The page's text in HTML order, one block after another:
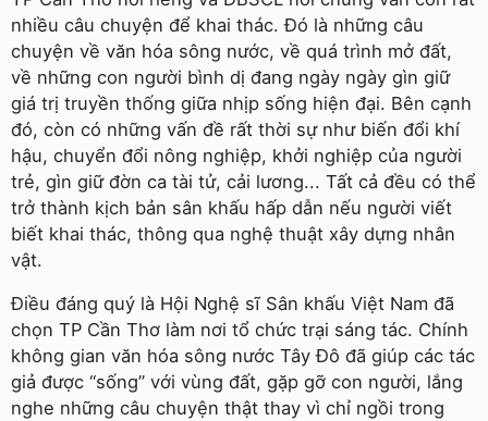
nhiều câu chuyện để khai thác. Đó là những câu
chuyện về văn hóa sông nước, về quá trình mở đất,
về những con người bình dị đang ngày ngày gìn giữ
giá trị truyền thống giữa nhịp sống hiện đại. Bên cạnh
đó, còn có những vấn đề rất thời sự như biến đổi khí
hậu, chuyển đổi nông nghiệp, khởi nghiệp của người
trẻ, gìn giữ đờn ca tài tử, cải lương... Tất cả đều có thể
trở thành kịch bản sân khấu hấp dẫn nếu người viết
biết khai thác, thông qua nghệ thuật xây dựng nhân
vật.
Điều đáng quý là Hội Nghệ sĩ Sân khấu Việt Nam đã
chọn TP Cần Thơ làm nơi tổ chức trại sáng tác. Chính
không gian văn hóa sông nước Tây Đô đã giúp các tác
giả được “sống” với vùng đất, gặp gỡ con người, lắng
nghe những câu chuyện thật thay vì chỉ ngồi trong